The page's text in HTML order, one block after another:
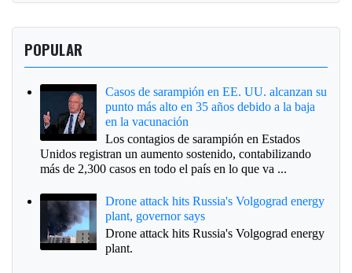
POPULAR
Casos de sarampión en EE. UU. alcanzan su
punto más alto en 35 años debido a la baja
en la vacunación
Los contagios de sarampión en Estados
Unidos registran un aumento sostenido, contabilizando
más de 2,300 casos en todo el país en lo que va ...
Drone attack hits Russia's Volgograd energy
plant, governor says
Drone attack hits Russia's Volgograd energy
plant.